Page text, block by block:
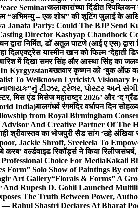
Seminarकलाकारांच्या दिंडीत रिपब्लिकन
“अभिमन्यु – एक शोध” की शूटिंग जुलाई के
Janata Party: Could The BJP Send
Director Kashyap Chandhock
द्वारा निर्मित, डॉ अतुल पाटणे (आई ए एस)
दिलएक्ट्रेस यास्मीन खान को फिल्म ‘देहाती
बारिश में दिखा समर सिंह और आस्था सिंह का
Kyrgyzstanबख्तवार कृष्णन को ‘बुक ऑफ़
To Welknown LyricistA Visionary
ટીઝર, ટ્રેલર, પોસ્ટર અને
मिस एंड मिसेज महाराष्ट्र 2026’ और ‘द
India)बालगंधर्व रंगमंदिर वर्धापन दिन
from Royal Birmingham
And Creative Partner Of The
श्रीवास्तव का भोजपुरी सैड सांग ‘उहे अंखिया
Jackie Shroff, Sreeleela To
वर्ल्डवाइड रिकॉर्ड्स ने किया रिलीज
Choice For MediaKakali
Form” Solo Show of Paintings By
Art Gallery“Florals & Forms” A
Rupesh D. Gohil Launched
The Truth Between Power,
Rahul Shastri Declares At Bharat